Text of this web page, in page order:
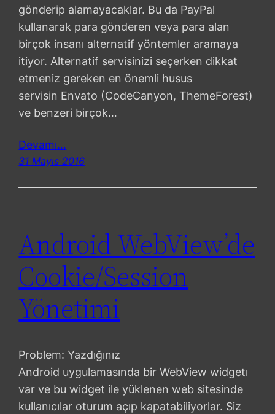
gönderip alamayacaklar. Bu da PayPal
kullanarak para gönderen veya para alan
birçok insanı alternatif yöntemler aramaya
itiyor. Alternatif servisinizi seçerken dikkat
etmeniz gereken en önemli husus
servisin Envato (CodeCanyon, ThemeForest)
ve benzeri birçok…
Devamı…
31 Mayıs 2016
Android WebView’de
Cookie/Session
Yönetimi
Problem: Yazdığınız
Android uygulamasında bir WebView widgetı
var ve bu widget ile yüklenen web sitesinde
kullanıcılar oturum açıp kapatabiliyorlar. Siz